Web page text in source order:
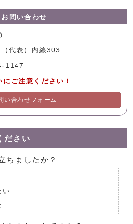
お問い合わせ
代表）内線303
1147
ご注意ください！
い合わせフォーム
ださい
ちましたか？
い